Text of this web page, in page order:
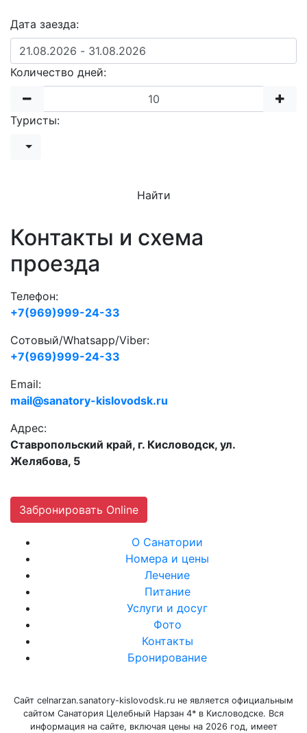
Дата заезда:
Количество дней:
Туристы:
Найти
Контакты и схема
проезда
Телефон:
+7(969)999-24-33
Сотовый/Whatsapp/Viber:
+7(969)999-24-33
Email:
mail@sanatory-kislovodsk.ru
Адрес:
Ставропольский край, г. Кисловодск, ул.
Желябова, 5
Забронировать Online
О Санатории
Номера и цены
Лечение
Питание
Услуги и досуг
Фото
Контакты
Бронирование
Сайт celnarzan.sanatory-kislovodsk.ru не является официальным
сайтом Санатория Целебный Нарзан 4* в Кисловодске. Вся
информация на сайте, включая цены на 2026 год, имеет